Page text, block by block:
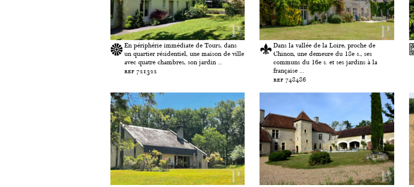
En périphérie immédiate de Tours, dans
un quartier résidentiel, une maison de ville
avec quatre chambres, son jardin ...
ref 721322
Dans la vallée de la Loire, proche de
Chinon, une demeure du 18e s., ses
communs du 16e s. et ses jardins à la
française ...
ref 748486